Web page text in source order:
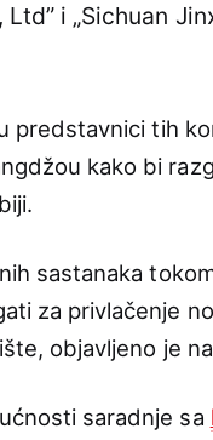
Ltd” i „Sichuan
predstavnici tih
kako bi
sastanaka
za privlačenje
objavljeno je
saradnje sa